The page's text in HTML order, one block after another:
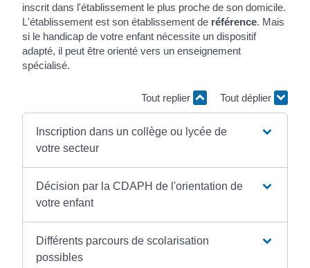
inscrit dans l'établissement le plus proche de son domicile.
L'établissement est son établissement de référence. Mais
si le handicap de votre enfant nécessite un dispositif
adapté, il peut être orienté vers un enseignement
spécialisé.
Tout replier Tout déplier
Inscription dans un collège ou lycée de
votre secteur
Décision par la CDAPH de l'orientation de
votre enfant
Différents parcours de scolarisation
possibles